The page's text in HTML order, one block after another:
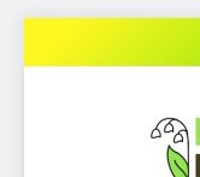
to